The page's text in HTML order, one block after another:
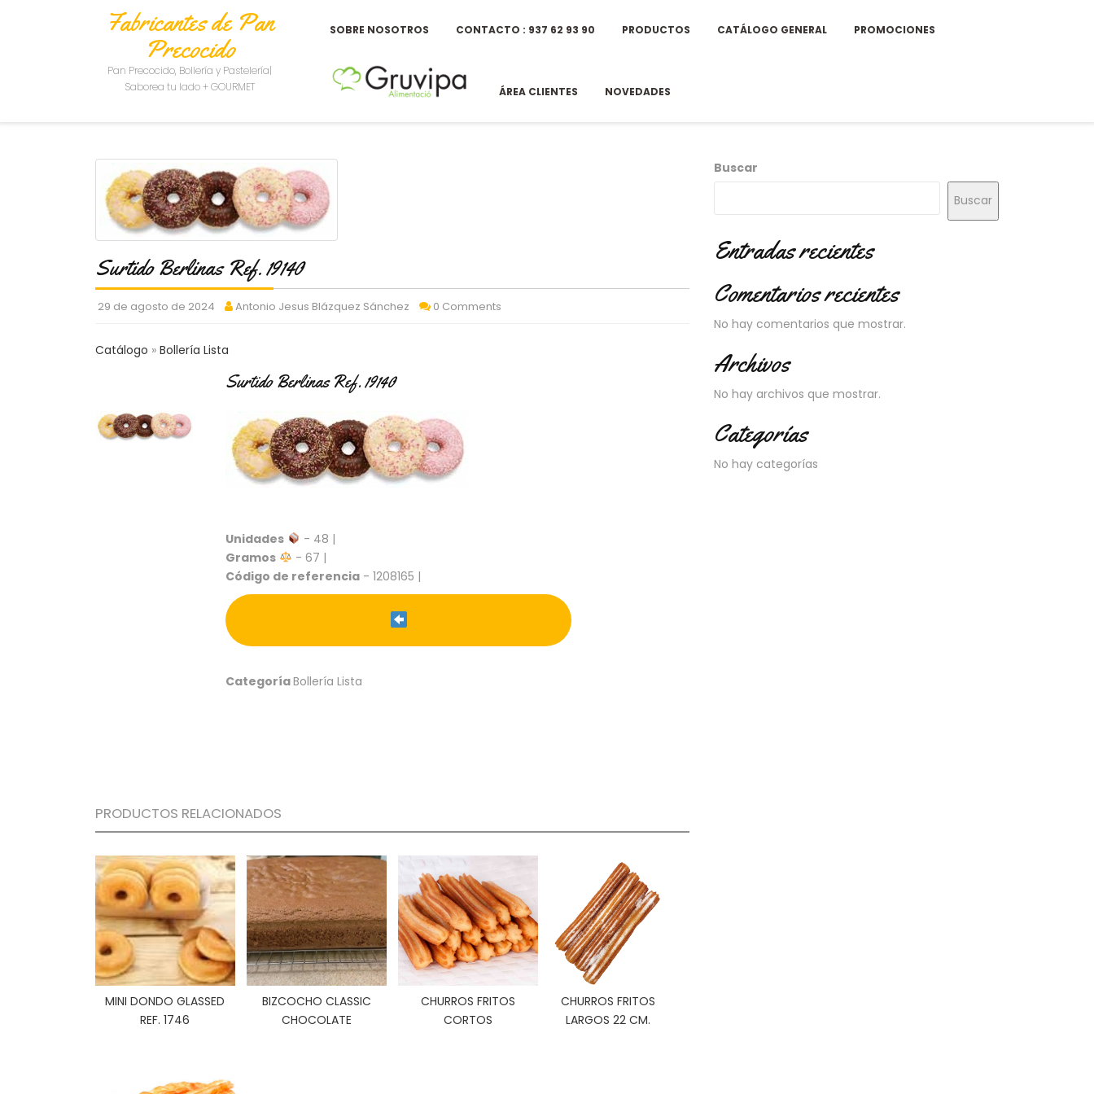
Fabricantes de Pan
Precocido
Pan Precocido, Bollería y Pastelería|
Saborea tu lado + GOURMET
SOBRE NOSOTROS CONTACTO : 937 62 93 90 PRODUCTOS CATÁLOGO GENERAL PROMOCIONES
ÁREA CLIENTES NOVEDADES
Surtido Berlinas Ref. 19140
29 de agosto de 2024 Antonio Jesus Blázquez Sánchez 0 Comments
Catálogo Bollería Lista
Surtido Berlinas Ref. 19140
Unidades
- 48 |
Gramos
- 67 |
Código de referencia - 1208165 |
CategoríaBollería Lista
PRODUCTOS RELACIONADOS
MINI DONDO GLASSED
REF. 1746
BIZCOCHO CLASSIC
CHOCOLATE
CHURROS FRITOS
CORTOS
CHURROS FRITOS
LARGOS 22 CM.
Buscar
Buscar
Entradas recientes
Comentarios recientes
No hay comentarios que mostrar.
Archivos
No hay archivos que mostrar.
Categorías
No hay categorías